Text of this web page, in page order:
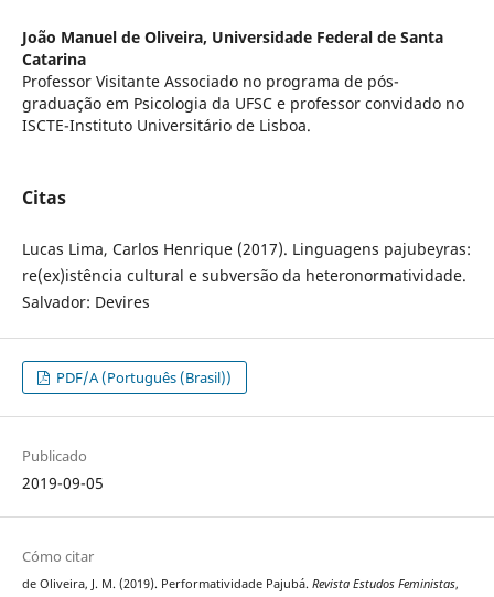
João Manuel de Oliveira, Universidade Federal de Santa
Catarina
Professor Visitante Associado no programa de pós-
graduação em Psicologia da UFSC e professor convidado no
ISCTE-Instituto Universitário de Lisboa.
Citas
Lucas Lima, Carlos Henrique (2017). Linguagens pajubeyras:
re(ex)istência cultural e subversão da heteronormatividade.
Salvador: Devires
PDF/A (Português (Brasil))
Publicado
2019-09-05
Cómo citar
de Oliveira, J. M. (2019). Performatividade Pajubá. Revista Estudos Feministas,